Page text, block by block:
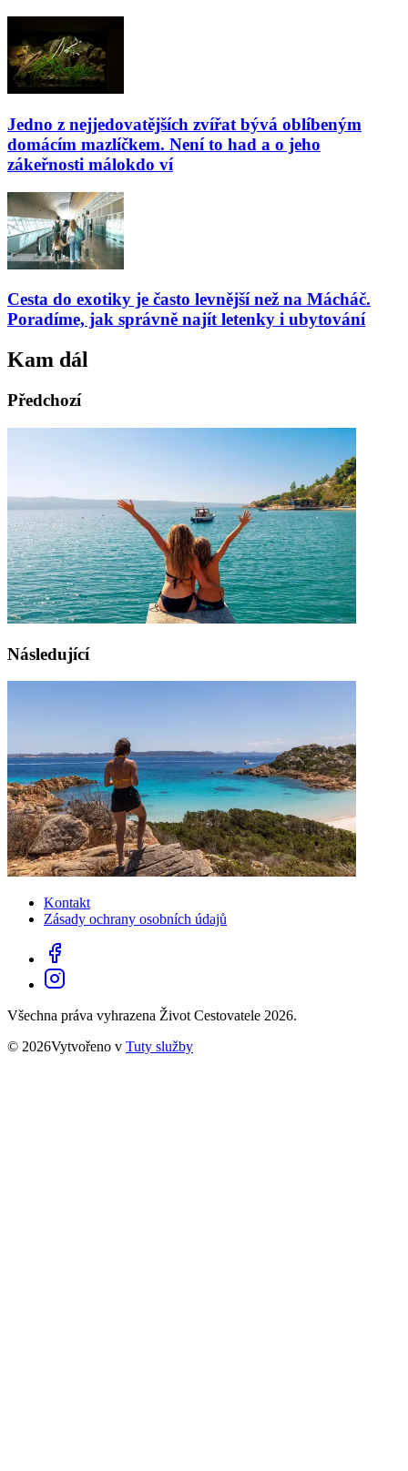
Jedno z nejjedovatějších zvířat bývá oblíbeným
domácím mazlíčkem. Není to had a o jeho
zákeřnosti málokdo ví
Cesta do exotiky je často levnější než na Mácháč.
Poradíme, jak správně najít letenky i ubytování
Kam dál
Předchozí
Následující
Kontakt
Zásady ochrany osobních údajů
Všechna práva vyhrazena Život Cestovatele 2026.
© 2026Vytvořeno v Tuty služby